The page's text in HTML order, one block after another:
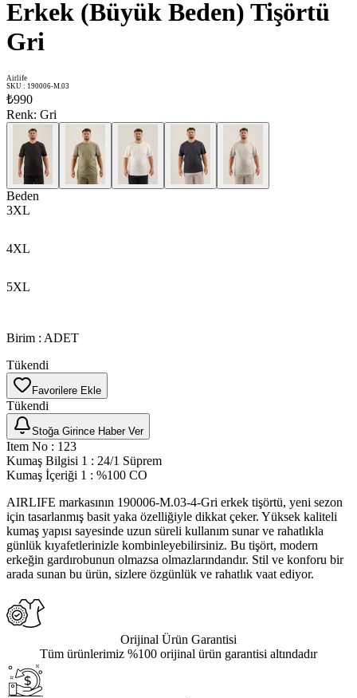
Erkek (Büyük Beden) Tişörtü
Gri
Airlife
SKU : 190006-M.03
₺990
Renk: Gri
Beden
3XL
4XL
5XL
Birim : ADET
Tükendi
Favorilere Ekle
Tükendi
Stoğa Girince Haber Ver
Item No : 123
Kumaş Bilgisi 1 : 24/1 Süprem
Kumaş İçeriği 1 : %100 CO
AIRLIFE markasının 190006-M.03-4-Gri erkek tişörtü, yeni sezon
için tasarlanmış basit yaka özelliğiyle dikkat çeker. Yüksek kaliteli
kumaş yapısı sayesinde uzun süreli kullanım sunar ve rahatlıkla
günlük kıyafetlerinizle kombinleyebilirsiniz. Bu tişört, modern
erkeğin gardırobunun olmazsa olmazlarındandır. Stil ve konforu bir
arada sunan bu ürün, sizlere özgünlük ve rahatlık vaat ediyor.
Orijinal Ürün Garantisi
Tüm ürünlerimiz %100 orijinal ürün garantisi altındadır